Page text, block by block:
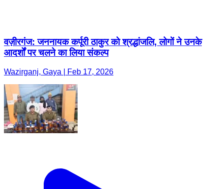
वज़ीरगंज: जननायक कर्पूरी ठाकुर को श्रद्धांजलि, लोगों ने उनके
आदर्शों पर चलने का लिया संकल्प
Wazirganj, Gaya | Feb 17, 2026